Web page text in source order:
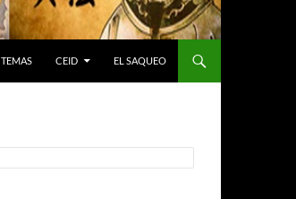
TEMAS CEID EL SAQUEO